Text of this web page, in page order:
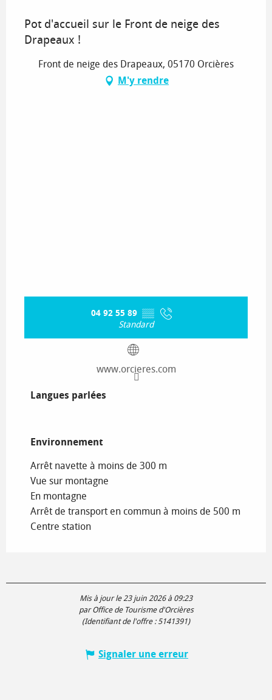
Pot d'accueil sur le Front de neige des
Drapeaux !
Front de neige des Drapeaux, 05170 Orcières
M'y rendre
04 92 55 89 ▒▒
Standard
www.orcieres.com
Langues parlées
Langues parlées
Environnement
Environnement
Arrêt navette à moins de 300 m
Vue sur montagne
En montagne
Arrêt de transport en commun à moins de 500 m
Centre station
Mis à jour le 23 juin 2026 à 09:23
par Office de Tourisme d'Orcières
(Identifiant de l'offre : 5141391)
Signaler une erreur